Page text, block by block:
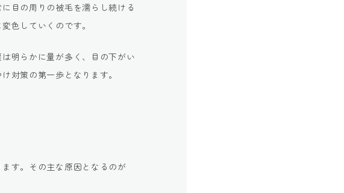
目の周りの被毛を濡らし続ける
色していくのです。
明らかに量が多く、目の下がい
対策の第一歩となります。
す。その主な原因となるのが